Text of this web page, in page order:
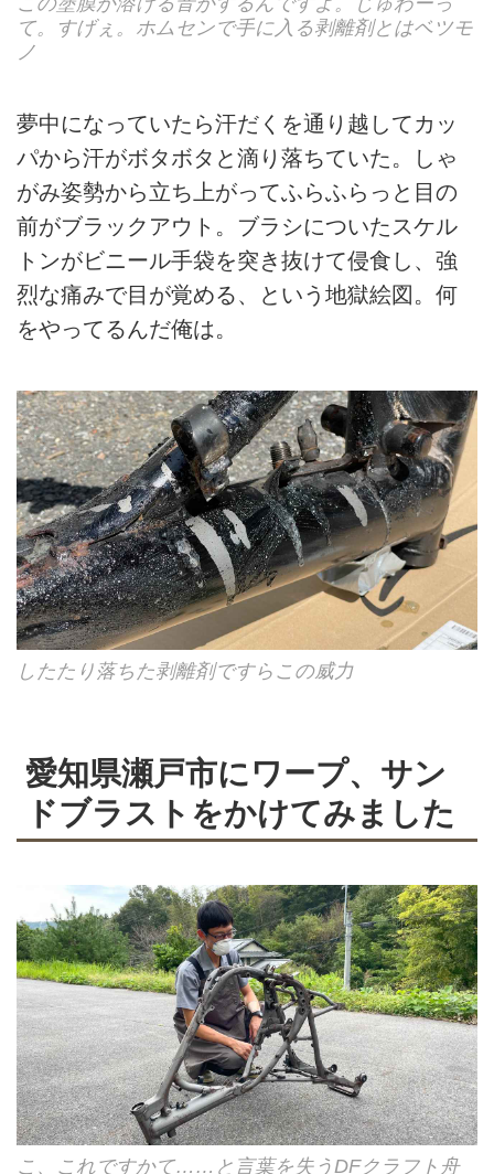
て。すげぇ。ホムセンで手に入る剥離剤とはベツモ
ノ
夢中になっていたら汗だくを通り越してカッ
パから汗がボタボタと滴り落ちていた。しゃ
がみ姿勢から立ち上がってふらふらっと目の
前がブラックアウト。ブラシについたスケル
トンがビニール手袋を突き抜けて侵食し、強
烈な痛みで目が覚める、という地獄絵図。何
をやってるんだ俺は。
したたり落ちた剥離剤ですらこの威力
愛知県瀬戸市にワープ、サン
ドブラストをかけてみました
こ、これですかて……と言葉を失うDFクラフト舟